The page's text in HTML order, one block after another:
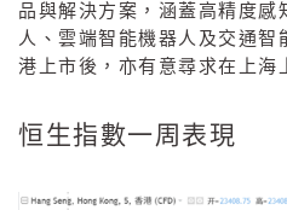
品與解決方案，涵蓋高精度感
人、雲端智能機器人及交通智
港上市後，亦有意尋求在上海
恒生指數一周表現